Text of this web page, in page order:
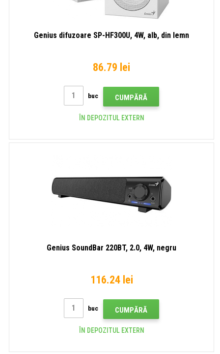
Genius difuzoare SP-HF300U, 4W, alb, din lemn
86.79 lei
buc CUMPĂRĂ
ÎN DEPOZITUL EXTERN
Genius SoundBar 220BT, 2.0, 4W, negru
116.24 lei
buc CUMPĂRĂ
ÎN DEPOZITUL EXTERN